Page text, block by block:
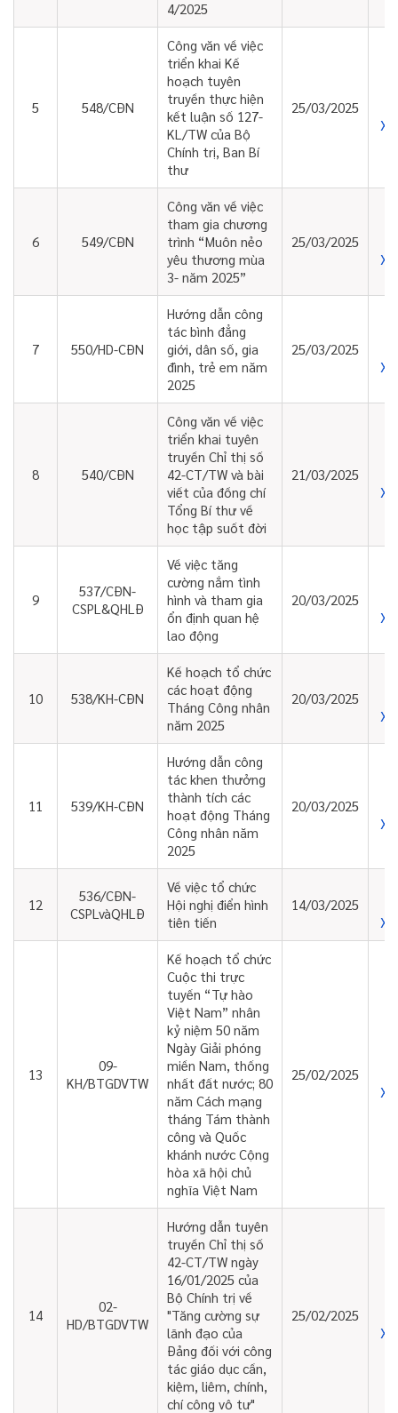
4/2025
5 548/CĐN
Công văn về việc
triển khai Kế
hoạch tuyên
truyền thực hiện
kết luận số 127-
KL/TW của Bộ
Chính trị, Ban Bí
thư
25/03/2025
6 549/CĐN
Công văn về việc
tham gia chương
trình “Muôn nẻo
yêu thương mùa
3- năm 2025”
25/03/2025
7 550/HD-CĐN
Hướng dẫn công
tác bình đẳng
giới, dân số, gia
đình, trẻ em năm
2025
25/03/2025
8 540/CĐN
Công văn về việc
triển khai tuyên
truyền Chỉ thị số
42-CT/TW và bài
viết của đồng chí
Tổng Bí thư về
học tập suốt đời
21/03/2025
9
537/CĐN-
CSPL&QHLĐ
Về việc tăng
cường nắm tình
hình và tham gia
ổn định quan hệ
lao động
20/03/2025
10 538/KH-CĐN
Kế hoạch tổ chức
các hoạt động
Tháng Công nhân
năm 2025
20/03/2025
11 539/KH-CĐN
Hướng dẫn công
tác khen thưởng
thành tích các
hoạt động Tháng
Công nhân năm
2025
20/03/2025
12
536/CĐN-
CSPLvàQHLĐ
Về việc tổ chức
Hội nghị điển hình
tiên tiến
14/03/2025
13
09-
KH/BTGDVTW
Kế hoạch tổ chức
Cuộc thi trực
tuyến “Tự hào
Việt Nam” nhân
kỷ niệm 50 năm
Ngày Giải phóng
miền Nam, thống
nhất đất nước; 80
năm Cách mạng
tháng Tám thành
công và Quốc
khánh nước Cộng
hòa xã hội chủ
nghĩa Việt Nam
25/02/2025
14
02-
HD/BTGDVTW
Hướng dẫn tuyên
truyền Chỉ thị số
42-CT/TW ngày
16/01/2025 của
Bộ Chính trị về
"Tăng cường sự
lãnh đạo của
Đảng đối với công
tác giáo dục cần,
kiệm, liêm, chính,
chí công vô tư"
25/02/2025